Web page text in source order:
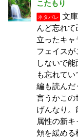
こたもり
ネタバレ
文
んど忘れ
立ったキャ
フェイス
しないで
も忘れて
編も読ん
言うかこの
げんなり
属性の新
頬を緩める